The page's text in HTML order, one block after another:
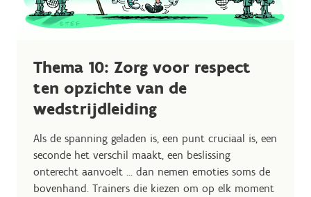
Thema 10: Zorg voor respect
ten opzichte van de
wedstrijdleiding
Als de spanning geladen is, een punt cruciaal is, een
seconde het verschil maakt, een beslissing
onterecht aanvoelt … dan nemen emoties soms de
bovenhand. Trainers die kiezen om op elk moment